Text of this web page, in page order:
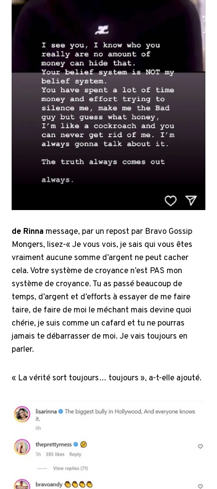
de Rinna message, par un repost par Bravo Gossip
Mongers, lisez-« Je vous vois, je sais qui vous êtes
vraiment aucune somme d’argent ne peut cacher
cela. Votre système de croyance n’est PAS mon
système de croyance. Tu as passé beaucoup de
temps, d’argent et d’efforts à essayer de me faire
taire, de faire de moi le méchant mais devine quoi
chérie, je suis comme un cafard et tu ne pourras
jamais te débarrasser de moi. Je vais toujours en
parler.
« La vérité sort toujours… toujours », a-t-elle ajouté.